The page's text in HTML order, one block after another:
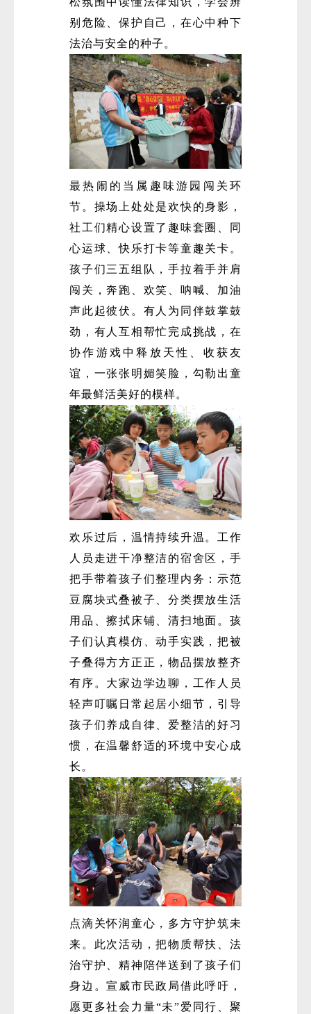
别危险、保护自己，在心中种下
法治与安全的种子。
最热闹的当属趣味游园闯关环
节。操场上处处是欢快的身影，
社工们精心设置了趣味套圈、同
心运球、快乐打卡等童趣关卡。
孩子们三五组队，手拉着手并肩
闯关，奔跑、欢笑、呐喊、加油
声此起彼伏。有人为同伴鼓掌鼓
劲，有人互相帮忙完成挑战，在
协作游戏中释放天性、收获友
谊，一张张明媚笑脸，勾勒出童
年最鲜活美好的模样。
欢乐过后，温情持续升温。工作
人员走进干净整洁的宿舍区，手
把手带着孩子们整理内务：示范
豆腐块式叠被子、分类摆放生活
用品、擦拭床铺、清扫地面。孩
子们认真模仿、动手实践，把被
子叠得方方正正，物品摆放整齐
有序。大家边学边聊，工作人员
轻声叮嘱日常起居小细节，引导
孩子们养成自律、爱整洁的好习
惯，在温馨舒适的环境中安心成
长。
点滴关怀润童心，多方守护筑未
来。此次活动，把物质帮扶、法
治守护、精神陪伴送到了孩子们
身边。宣威市民政局借此呼吁，
愿更多社会力量“未”爱同行、聚